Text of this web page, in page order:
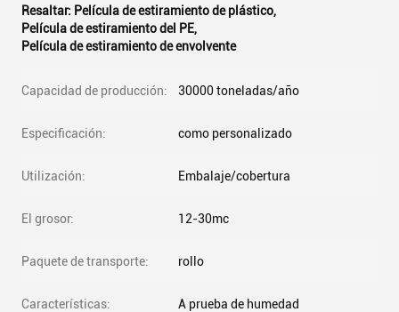
Resaltar: Película de estiramiento de plástico,
Película de estiramiento del PE,
Película de estiramiento de envolvente
Capacidad de producción: 30000 toneladas/año
Especificación: como personalizado
Utilización: Embalaje/cobertura
El grosor: 12-30mc
Paquete de transporte: rollo
Características: A prueba de humedad